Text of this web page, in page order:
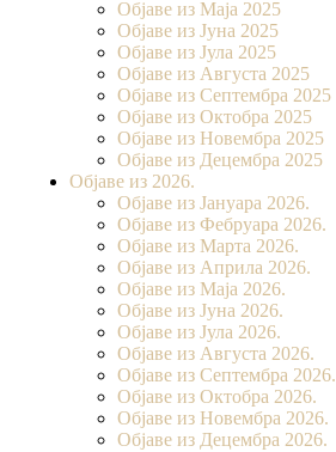
Објаве из Маја 2025
Објаве из Јуна 2025
Објаве из Јула 2025
Објаве из Августа 2025
Објаве из Септембра 2025
Објаве из Октобра 2025
Објаве из Новембра 2025
Објаве из Децембра 2025
Објаве из 2026.
Објаве из Јануара 2026.
Објаве из Фебруара 2026.
Објаве из Марта 2026.
Објаве из Априла 2026.
Објаве из Маја 2026.
Објаве из Јуна 2026.
Објаве из Јула 2026.
Објаве из Августа 2026.
Објаве из Септембра 2026.
Објаве из Октобра 2026.
Објаве из Новембра 2026.
Објаве из Децембра 2026.